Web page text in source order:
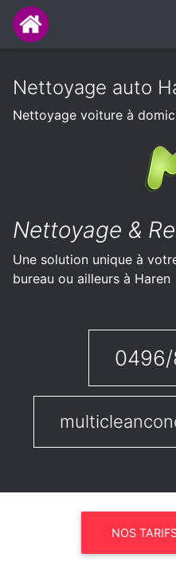
Nettoyage auto
Nettoyage voiture à
Nettoyage &
Une solution unique à
bureau ou ailleurs à Haren
0496/
NOS